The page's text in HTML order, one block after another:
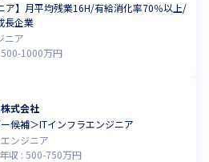
ア】月平均残業16H/有給消化率70％以上/
長企業
ニア
500-1000万円
式会社
候補＞ITインフラエンジニア
ンジニア
年収 : 500-750万円